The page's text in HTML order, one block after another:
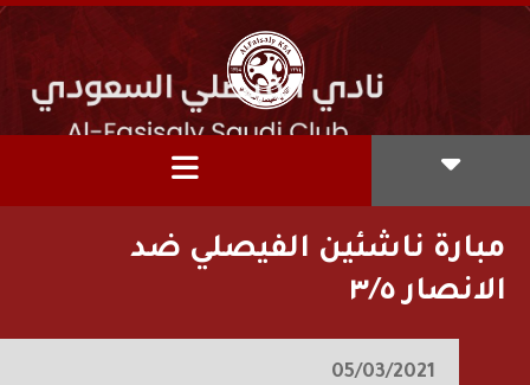
مبارة ناشئين الفيصلي ضد
الانصار ٣/٥
05/03/2021